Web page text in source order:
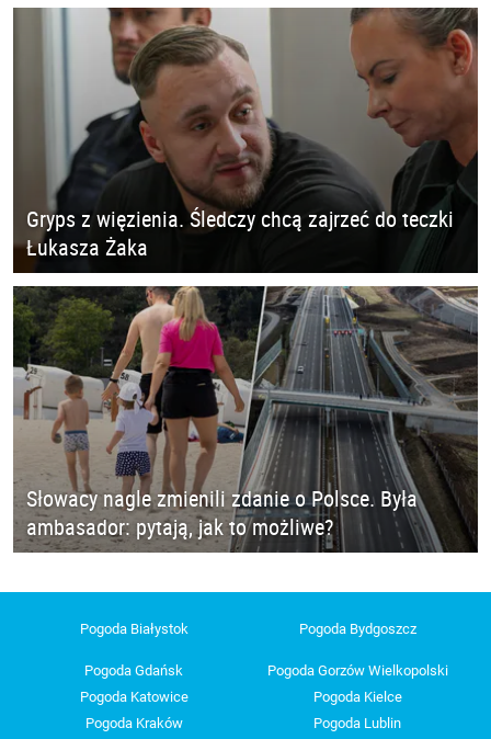
Gryps z więzienia. Śledczy chcą zajrzeć do teczki
Łukasza Żaka
Słowacy nagle zmienili zdanie o Polsce. Była
ambasador: pytają, jak to możliwe?
Pogoda Białystok Pogoda Bydgoszcz
Pogoda Gdańsk
Pogoda Gorzów Wielkopolski
Pogoda Katowice
Pogoda Kielce
Pogoda Kraków
Pogoda Lublin